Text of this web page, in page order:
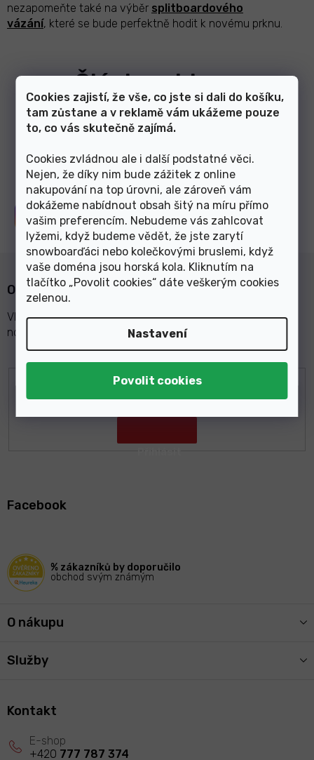
Cookies zajistí, že vše, co jste si dali do košíku,
tam zůstane a v reklamě vám ukážeme pouze
to, co vás skutečně zajímá.
Cookies zvládnou ale i další podstatné věci.
Nejen, že díky nim bude zážitek z online
nakupování na top úrovni, ale zároveň vám
dokážeme nabídnout obsah šitý na míru přímo
vašim preferencím. Nebudeme vás zahlcovat
lyžemi, když budeme vědět, že jste zarytí
snowboarďáci nebo kolečkovými bruslemi, když
vaše doména jsou horská kola. Kliknutím na
tlačítko „Povolit cookies“ dáte veškerým cookies
zelenou.
Nastavení
nezapomeňte také na výběr splitboardového
vázání, které se bude perfektně hodit k novému prknu.
Články z blogu
Zobrazit další články
Sledujte nás naInstagramu
Odebírat newsletter
Vložte svůj e-mail a my vám budeme zasílat informace o
nových produktech na našem e-shopu.
E-mail
Facebook
% zákazníků by doporučilo
obchod svým známým
O nákupu
Služby
Kontakt
+420 777 787 374